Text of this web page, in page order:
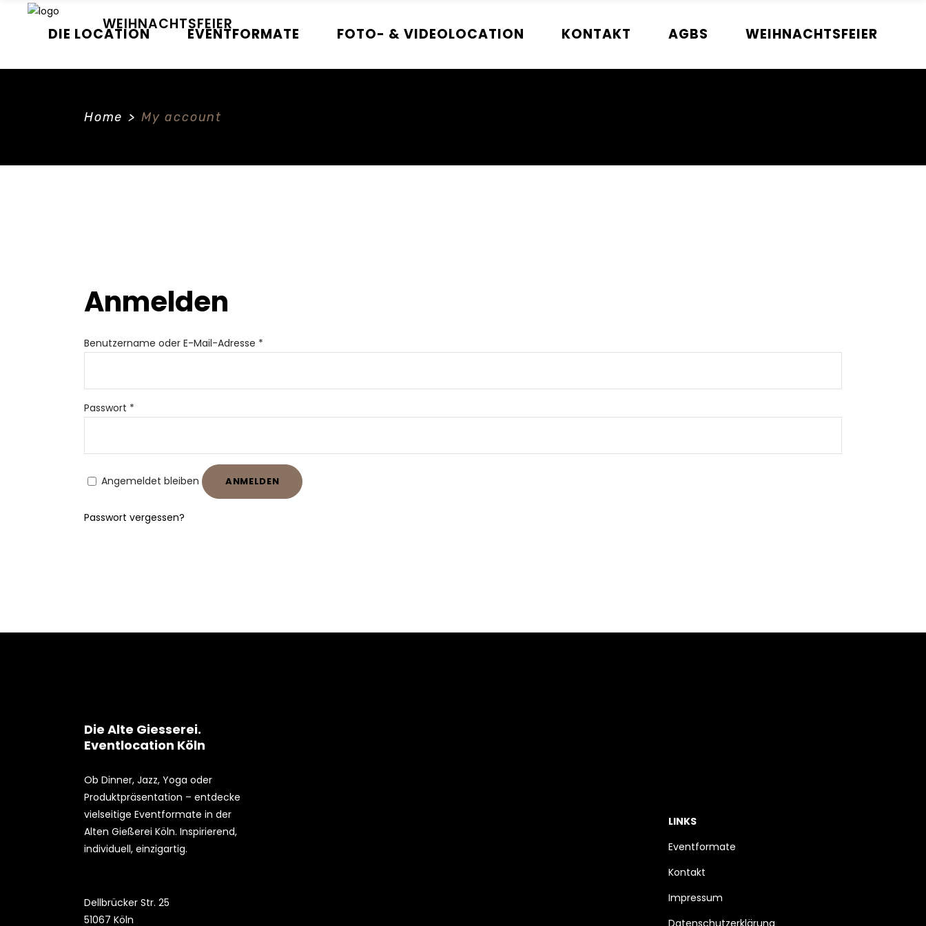
DIE LOCATION EVENTFORMATE FOTO- & VIDEOLOCATION KONTAKT AGBS WEIHNACHTSFEIER
WEIHNACHTSFEIER
Home > My account
Anmelden
Benutzername oder E-Mail-Adresse *
Passwort *
Angemeldet bleiben ANMELDEN
Passwort vergessen?
Die Alte Giesserei.
Eventlocation Köln
Ob Dinner, Jazz, Yoga oder
Produktpräsentation – entdecke
vielseitige Eventformate in der
Alten Gießerei Köln. Inspirierend,
individuell, einzigartig.
Dellbrücker Str. 25
51067 Köln
LINKS
Eventformate
Kontakt
Impressum
Datenschutzerklärung